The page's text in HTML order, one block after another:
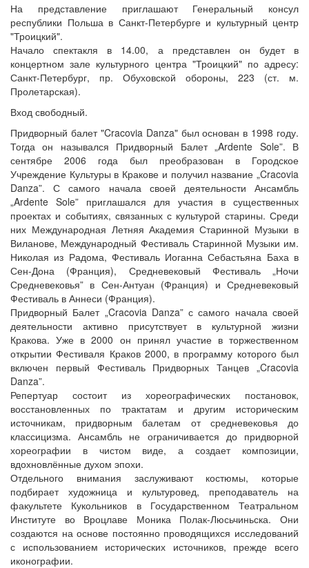
На представление приглашают Генеральный консул
республики Польша в Санкт-Петербурге и культурный центр
"Троицкий".
Начало спектакля в 14.00, а представлен он будет в
концертном зале культурного центра "Троицкий" по адресу:
Санкт-Петербург, пр. Обуховской обороны, 223 (ст. м.
Пролетарская).
Вход свободный.
Придворный балет "Cracovia Danza" был основан в 1998 году.
Тогда он назывался Придворный Балет „Ardente Sole”. В
сентябре 2006 года был преобразован в Городское
Учреждение Культуры в Кракове и получил название „Cracovia
Danza”. С самого начала своей деятельности Ансамбль
„Ardente Sole” приглашался для участия в существенных
проектах и событиях, связанных с культурой старины. Среди
них Международная Летняя Академия Старинной Музыки в
Виланове, Международный Фестиваль Старинной Музыки им.
Николая из Радома, Фестиваль Иоганна Себастьяна Баха в
Сен-Дона (Франция), Средневековый Фестиваль „Ночи
Средневековья” в Сен-Антуан (Франция) и Средневековый
Фестиваль в Аннеси (Франция).
Придворный Балет „Cracovia Danza” с самого начала своей
деятельности активно присутствует в культурной жизни
Кракова. Уже в 2000 он принял участие в торжественном
открытии Фестиваля Краков 2000, в программу которого был
включен первый Фестиваль Придворных Танцев „Cracovia
Danza”.
Репертуар состоит из хореографических постановок,
восстановленных по трактатам и другим историческим
источникам, придворным балетам от средневековья до
классицизма. Ансамбль не ограничивается до придворной
хореографии в чистом виде, а создает композиции,
вдохновлённые духом эпохи.
Отдельного внимания заслуживают костюмы, которые
подбирает художница и культуровед, преподаватель на
факультете Кукольников в Государственном Театральном
Институте во Вроцлаве Моника Полак-Люсьчиньска. Они
создаются на основе постоянно проводящихся исследований
с использованием исторических источников, прежде всего
иконографии.